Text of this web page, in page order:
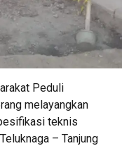
Peduli
melayangkan
teknis
– Tanjung